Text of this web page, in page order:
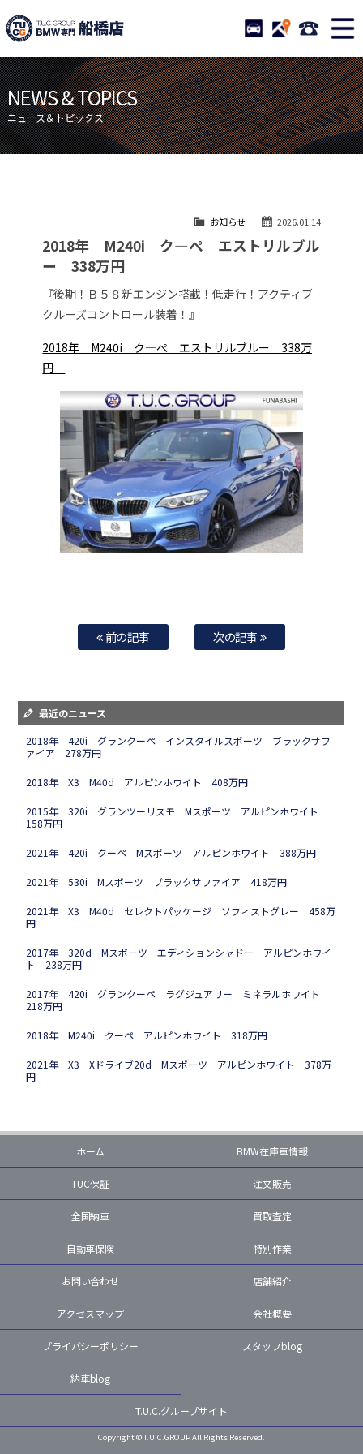
TUCグループ BMW専門 船
STOCK ACCESS 047-
ニュース
在庫リスト
目玉車両一覧
店舗紹介
保証＆サービス
アクセスマップ
自動車保険
TUCとは？
納車blog
スタッフblog
会社概要
NEWS & TOPICS
ニュース＆トピックス
2026.01.14
お知らせ
2018年 M240i ク―ぺ エストリルブル
ー 338万円
『後期！Ｂ５８新エンジン搭載！低走行！アクティブ
クルーズコントロール装着！』
2018年 M240i ク―ぺ エストリルブルー 338万
円
前の記事 次の記事
最近のニュース
2018年 420i グランクーペ インスタイルスポーツ ブラックサフ
ァイア 278万円
2018年 X3 M40d アルピンホワイト 408万円
2015年 320i グランツーリスモ Mスポーツ アルピンホワイト
158万円
2021年 420i クーペ Mスポーツ アルピンホワイト 388万円
2021年 530i Mスポーツ ブラックサファイア 418万円
2021年 X3 M40d セレクトパッケージ ソフィストグレー 458万
円
2017年 320d Mスポーツ エディションシャドー アルピンホワイ
ト 238万円
2017年 420i グランクーペ ラグジュアリー ミネラルホワイト
218万円
2018年 M240i クーペ アルピンホワイト 318万円
2021年 X3 Xドライブ20d Mスポーツ アルピンホワイト 378万
円
ホーム BMW在庫車情報
TUC保証 注文販売
全国納車 買取査定
自動車保険 特別作業
お問い合わせ 店舗紹介
アクセスマップ 会社概要
プライバシーポリシー スタッフblog
納車blog
T.U.C.グループサイト
Copyright © T.U.C.GROUP All Rights Reserved.